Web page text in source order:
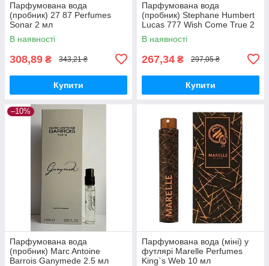
Парфумована вода
(пробник) 27 87 Perfumes
Sonar 2 мл
В наявності
308,89 ₴ 343,21 ₴
Купити
Парфумована вода
(пробник) Stephane Humbert
Lucas 777 Wish Come True 2
мл
В наявності
267,34 ₴ 297,05 ₴
Купити
–10%
Парфумована вода
(пробник) Marc Antoine
Barrois Ganymede 2.5 мл
Парфумована вода (міні) у
футлярі Marelle Perfumes
King`s Web 10 мл